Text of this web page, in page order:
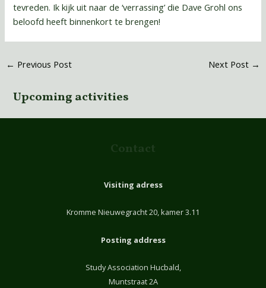
tevreden. Ik kijk uit naar de ‘verrassing’ die Dave Grohl ons
beloofd heeft binnenkort te brengen!
← Previous Post Next Post →
Upcoming activities
Contact
Visiting adress
Kromme Nieuwegracht 20, kamer 3.11
Posting address
Study Association Hucbald,
Muntstraat 2A